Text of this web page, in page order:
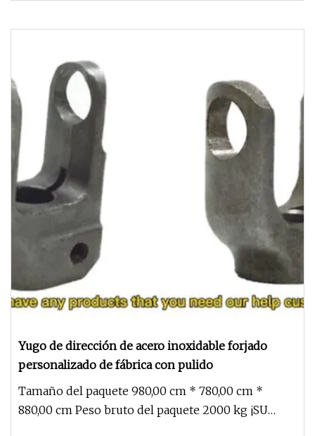
Yugo de dirección de acero inoxidable forjado
personalizado de fábrica con pulido
Tamaño del paquete 980,00 cm * 780,00 cm *
880,00 cm Peso bruto del paquete 2000 kg ¡SU